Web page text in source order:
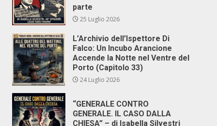
parte
25 Luglio 2026
L’Archivio dell’Ispettore Di
Falco: Un Incubo Arancione
Accende la Notte nel Ventre del
Porto (Capitolo 33)
24 Luglio 2026
“GENERALE CONTRO
GENERALE. IL CASO DALLA
CHIESA” – di Isabella Silvestri